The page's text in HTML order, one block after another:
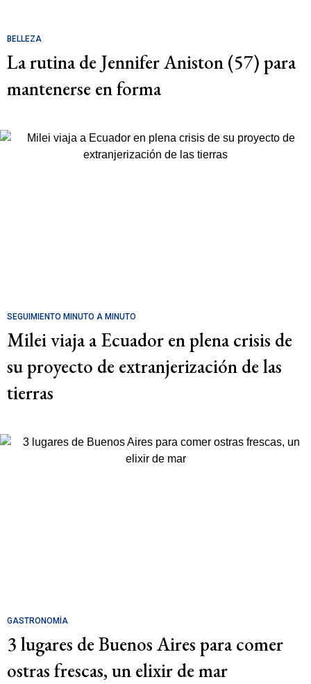
BELLEZA
La rutina de Jennifer Aniston (57) para
mantenerse en forma
SEGUIMIENTO MINUTO A MINUTO
Milei viaja a Ecuador en plena crisis de
su proyecto de extranjerización de las
tierras
GASTRONOMÍA
3 lugares de Buenos Aires para comer
ostras frescas, un elixir de mar